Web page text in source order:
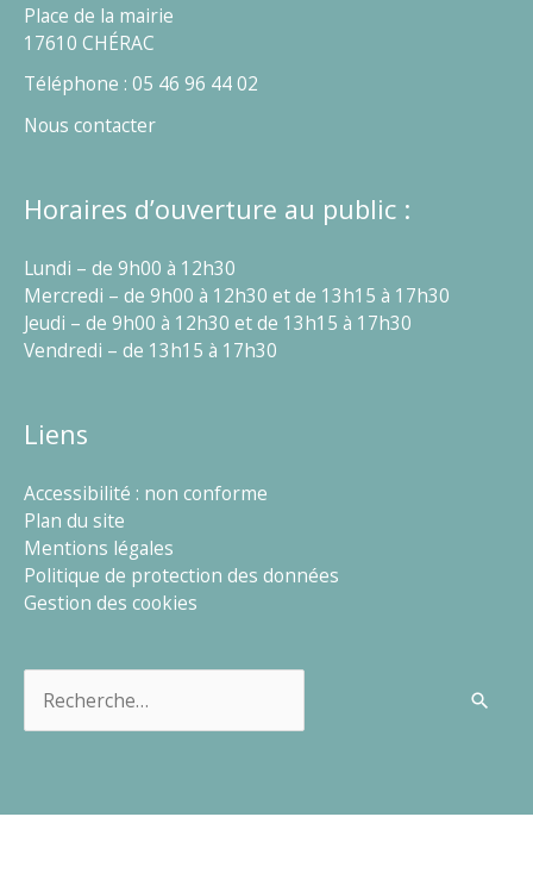
Place de la mairie
17610 CHÉRAC
Téléphone : 05 46 96 44 02
Nous contacter
Horaires d’ouverture au public :
Lundi – de 9h00 à 12h30
Mercredi – de 9h00 à 12h30 et de 13h15 à 17h30
Jeudi – de 9h00 à 12h30 et de 13h15 à 17h30
Vendredi – de 13h15 à 17h30
Liens
Accessibilité : non conforme
Plan du site
Mentions légales
Politique de protection des données
Gestion des cookies